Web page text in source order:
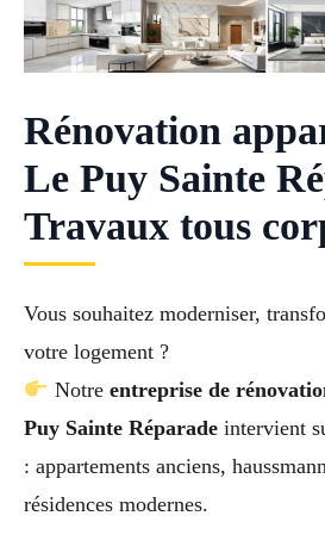
Rénovation
Le Puy Sainte
Travaux tous
Vous souhaitez moderniser,
votre logement ?
Notre entreprise de
Puy Sainte Réparade intervient
: appartements anciens,
résidences modernes.